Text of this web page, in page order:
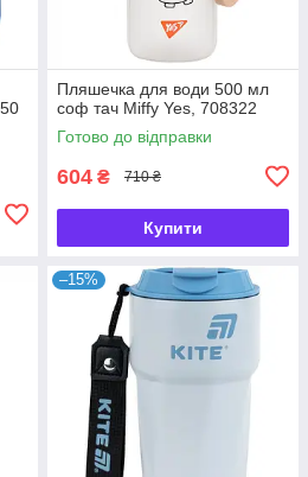
Пляшечка для води 500 мл
соф тач Miffy Yes, 708322
Готово до відправки
604 ₴ 710 ₴
Купити
–15%